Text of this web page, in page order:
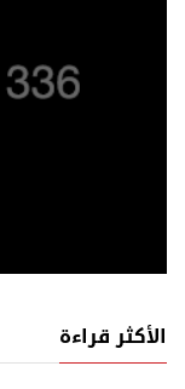
الأكثر قراءة